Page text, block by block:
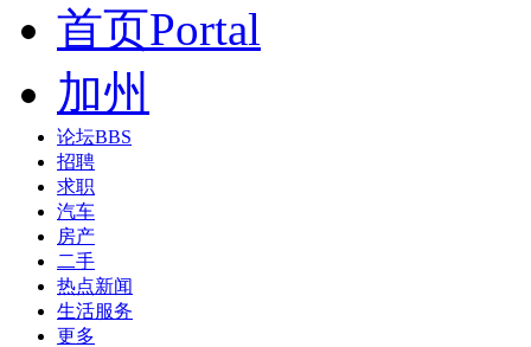
首页Portal
加州
论坛BBS
招聘
求职
汽车
房产
二手
热点新闻
生活服务
更多